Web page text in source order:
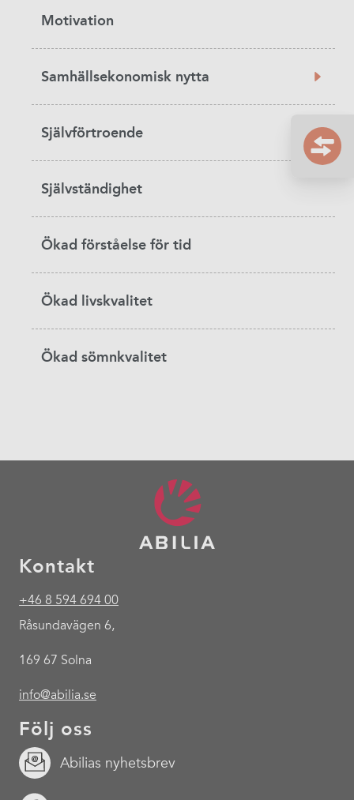
Motivation
Samhällsekonomisk nytta
Självförtroende
Självständighet
Ökad förståelse för tid
Ökad livskvalitet
Ökad sömnkvalitet
Kontakt
+46 8 594 694 00
Råsundavägen 6,
169 67 Solna
info@abilia.se
Följ oss
Abilias nyhetsbrev